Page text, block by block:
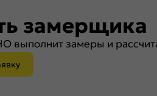
замерщика
выполнит замеры и